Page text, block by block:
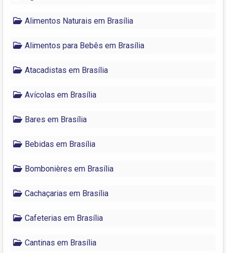
Alimentos Naturais em Brasília
Alimentos para Bebês em Brasília
Atacadistas em Brasília
Avícolas em Brasília
Bares em Brasília
Bebidas em Brasília
Bombonières em Brasília
Cachaçarias em Brasília
Cafeterias em Brasília
Cantinas em Brasília